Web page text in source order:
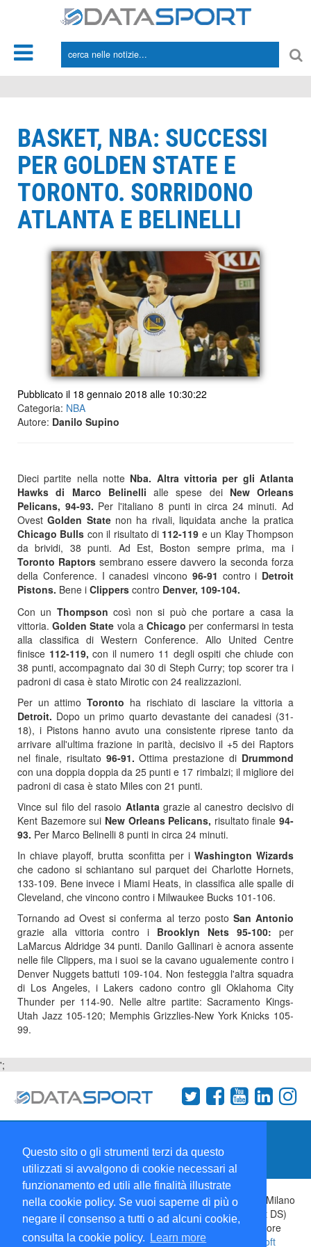
Questo sito o gli strumenti terzi da questo
utilizzati si avvalgono di cookie necessari al
funzionamento ed utili alle finalità illustrate
nella cookie policy. Se vuoi saperne di più o
negare il consenso a tutti o ad alcuni cookie,
consulta la cookie policy.
Learn more
BASKET, NBA: SUCCESSI
PER GOLDEN STATE E
TORONTO. SORRIDONO
ATLANTA E BELINELLI
Pubblicato il 18 gennaio 2018 alle 10:30:22
Categoria: NBA
Autore: Danilo Supino
Dieci partite nella notte Nba. Altra vittoria per gli Atlanta
Hawks di Marco Belinelli alle spese dei New Orleans
Pelicans, 94-93. Per l'italiano 8 punti in circa 24 minuti. Ad
OvestGolden Statenon ha rivali, liquidata anche la pratica
Chicago Bulls con il risultato di 112-119 e un Klay Thompson
da brividi, 38 punti. Ad Est, Boston sempre prima, ma i
Toronto Raptors sembrano essere davvero la seconda forza
della Conference. I canadesi vincono 96-91 contro i Detroit
Pistons. Bene i Clippers contro Denver, 109-104.
Con un Thompson così non si può che portare a casa la
vittoria.Golden State vola aChicago per confermarsi in testa
alla classifica di Western Conference. Allo United Centre
finisce 112-119, con il numero 11 degli ospiti che chiude con
38 punti, accompagnato dai 30 di Steph Curry; top scorer tra i
padroni di casa è stato Mirotic con 24 realizzazioni.
Per un attimoToronto ha rischiato di lasciare la vittoria a
Detroit. Dopo un primo quarto devastante dei canadesi (31-
18), i Pistons hanno avuto una consistente riprese tanto da
arrivare all'ultima frazione in parità, decisivo il +5 dei Raptors
nel finale, risultato 96-91. Ottima prestazione di Drummond
con una doppia doppia da 25 punti e 17 rimbalzi; il migliore dei
padroni di casa è stato Miles con 21 punti.
Vince sul filo del rasoio Atlantagrazie al canestro decisivo di
Kent Bazemore sui New Orleans Pelicans, risultato finale 94-
93. Per Marco Belinelli 8 punti in circa 24 minuti.
In chiave playoff, brutta sconfitta per i Washington Wizards
che cadono si schiantano sul parquet dei Charlotte Hornets,
133-109. Bene invece i Miami Heats, in classifica alle spalle di
Cleveland, che vincono contro i Milwaukee Bucks 101-106.
Tornando ad Ovest si conferma al terzo posto San Antonio
grazie alla vittoria contro i Brooklyn Nets 95-100: per
LaMarcus Aldridge 34 punti. Danilo Gallinari è acnora assente
nelle file Clippers, ma i suoi se la cavano ugualemente contro i
Denver Nuggets battuti 109-104. Non festeggia l'altra squadra
di Los Angeles, i Lakers cadono contro gli Oklahoma City
Thunder per 114-90. Nelle altre partite: Sacramento Kings-
Utah Jazz 105-120; Memphis Grizzlies-New York Knicks 105-
99.
';
Collabora con noi
Copyright 1995-2026 © Wise Srl Via Palmanova 8 20132 Milano
Italia - P. IVA 09072090963 | ISSN: 2499-2925 (DataSport DS)
Informazioni e richieste di pubblicità:
| Direttore
Responsabile:Sergio Angelo Chiesa| Developed By: P-Soft